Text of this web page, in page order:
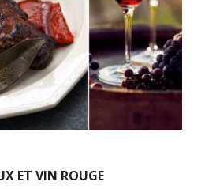
ET VIN ROUGE